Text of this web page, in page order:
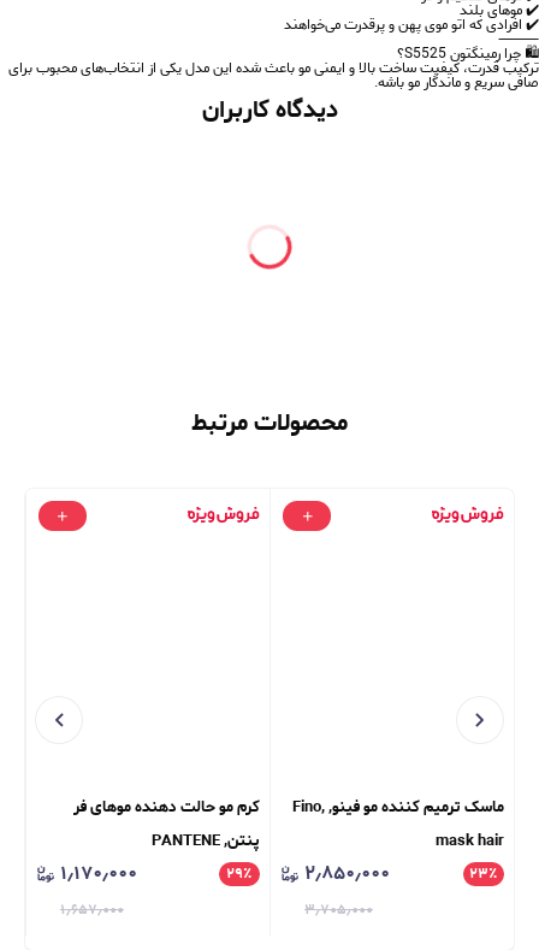
✔️ موهای بلند
✔️ افرادی که اتو مویپهن و پرقدرتمی‌خواهند
⸻
🛍️ چرا رمینگتون S5525؟
ترکیبقدرت، کیفیت ساخت بالا و ایمنی موباعث شده این مدل یکی از انتخاب‌های محبوب برای
صافی سریع و ماندگار مو باشه.
دیدگاه کاربران
محصولات مرتبط
ماسک ترمیم کننده مو فینو, Fino,
mask hair
۲۳٪ ۲٫۸۵۰٫۰۰۰
۳٫۷۰۵٫۰۰۰
کرم مو حالت دهنده موهای فر
پنتن, PANTENE
۲۹٪ ۱٫۱۷۰٫۰۰۰
۱٫۶۵۷٫۰۰۰